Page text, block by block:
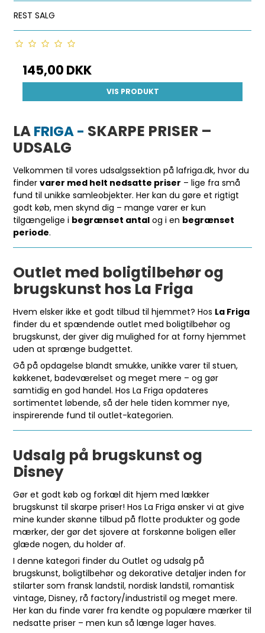
REST SALG
145,00 DKK
VIS PRODUKT
LAFRIGA - SKARPE PRISER –
UDSALG
Velkommen til vores udsalgssektion på lafriga.dk, hvor du
findervarer med helt nedsatte priser – lige fra små
fund til unikke samleobjekter. Her kan du gøre et rigtigt
godt køb, men skynd dig – mange varer er kun
tilgængelige i begrænset antal og i en begrænset
periode.
Outlet med boligtilbehør og
brugskunst hos La Friga
Hvem elsker ikke et godt tilbud til hjemmet? Hos La Friga
finder du et spændende outlet med boligtilbehør og
brugskunst, der giver dig mulighed for at forny hjemmet
uden at sprænge budgettet.
Gå på opdagelse blandt smukke, unikke varer til stuen,
køkkenet, badeværelset og meget mere – og gør
samtidig en god handel. Hos La Friga opdateres
sortimentet løbende, så der hele tiden kommer nye,
inspirerende fund til outlet-kategorien.
Udsalg på brugskunst og
Disney
Gør et godt køb og forkæl dit hjem med lækker
brugskunst til skarpe priser! Hos La Friga ønsker vi at give
mine kunder skønne tilbud på flotte produkter og gode
mærker, der gør det sjovere at forskønne boligen eller
glæde nogen, du holder af.
I denne kategori finder du Outlet og udsalg på
brugskunst, boligtilbehør og dekorative detaljer inden for
stilarter som fransk landstil, nordisk landstil, romantisk
vintage, Disney, rå factory/industristil og meget mere.
Her kan du finde varer fra kendte og populære mærker til
nedsatte priser – men kun så længe lager haves.